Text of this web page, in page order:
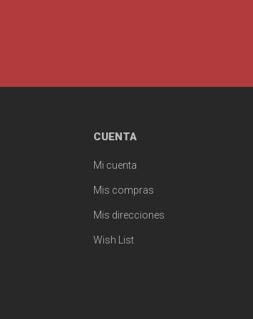
CUENTA
Mi cuenta
Mis compras
Mis direcciones
Wish List